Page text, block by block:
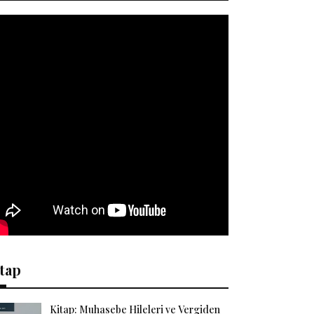
Kitap: Muhasebe Hileleri ve Vergiden